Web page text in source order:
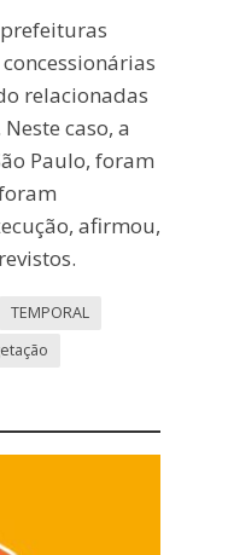
relacionadas
caso, a
Paulo, foram
afirmou,
TEMPORAL